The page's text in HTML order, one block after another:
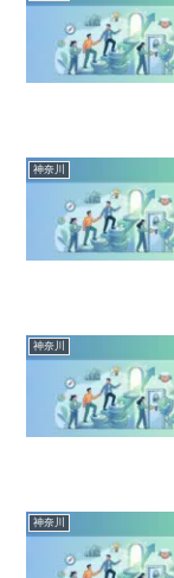
神奈川
神奈川
神奈川